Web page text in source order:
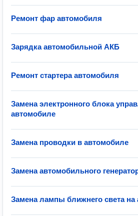
Ремонт фар автомобиля
Зарядка автомобильной АКБ
Ремонт стартера автомобиля
Замена электронного блока
автомобиле
Замена проводки в автомобиле
Замена автомобильного
Замена лампы ближнего света на